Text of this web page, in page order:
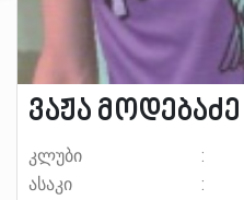
ვაჟა მოდებაძე
კლუბი
ასაკი